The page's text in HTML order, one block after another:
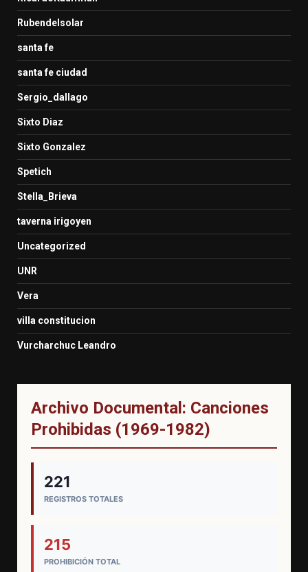
Rubendelsolar
santa fe
santa fe ciudad
Sergio_dallago
Sixto Diaz
Sixto Gonzalez
Spetich
Stella_Brieva
taverna irigoyen
Uncategorized
UNR
Vera
villa constitucion
Vurcharchuc Leandro
Archivo Documental: Canciones
Prohibidas (1969-1982)
221
REGISTROS TOTALES
215
PROHIBICIÓN TOTAL